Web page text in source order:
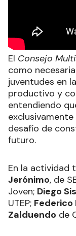
El Consejo
como
juventudes en
productivo y
entendiendo
desafío de
futuro.
En la actividad
Jerónimo, de
Joven; Diego
UTEP; Federico
Zalduendo de